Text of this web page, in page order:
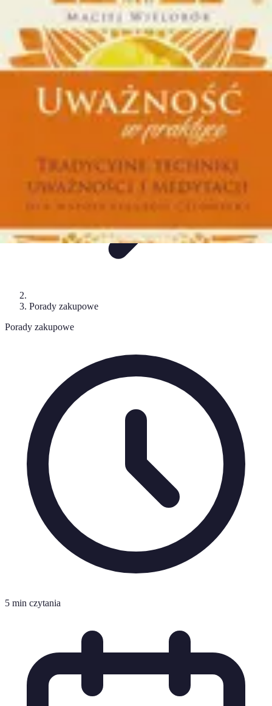
Porady zakupowePorady TrendyPoradnikiZakupy i promocje
Mega Promocje
Porady zakupowe
Porady zakupowe
5 min czytania